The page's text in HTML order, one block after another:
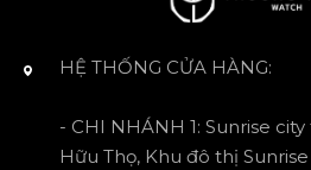
HỆ THỐNG CỬA HÀNG:
- CHI NHÁNH 1: Sunrise
Hữu Thọ, Khu đô thị